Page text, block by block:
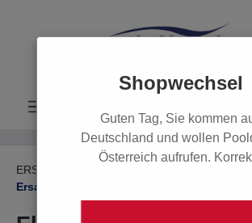
Shopwechsel
Guten Tag, Sie kommen
Deutschland und wollen
Österreich aufrufen.
ERSATZTEILE
Ersatzteile Salzelektrolyse